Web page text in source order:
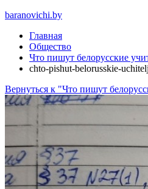
baranovichi.by
Главная
Общество
Что пишут белорусские
chto-pishut-belorusskie-
Вернуться к "Что пишут